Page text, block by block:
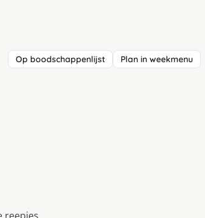
Op boodschappenlijst Plan in weekmenu